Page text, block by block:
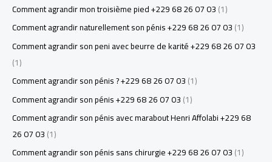
Comment agrandir mon troisième pied +229 68 26 07 03(1)
Comment agrandir naturellement son pénis +229 68 26 07 03(1)
Comment agrandir son peni avec beurre de karité +229 68 26 07 03
(1)
Comment agrandir son pénis ? +229 68 26 07 03(1)
Comment agrandir son pénis +229 68 26 07 03(1)
Comment agrandir son pénis avec marabout Henri Affolabi +229 68
26 07 03(1)
Comment agrandir son pénis sans chirurgie +229 68 26 07 03(1)